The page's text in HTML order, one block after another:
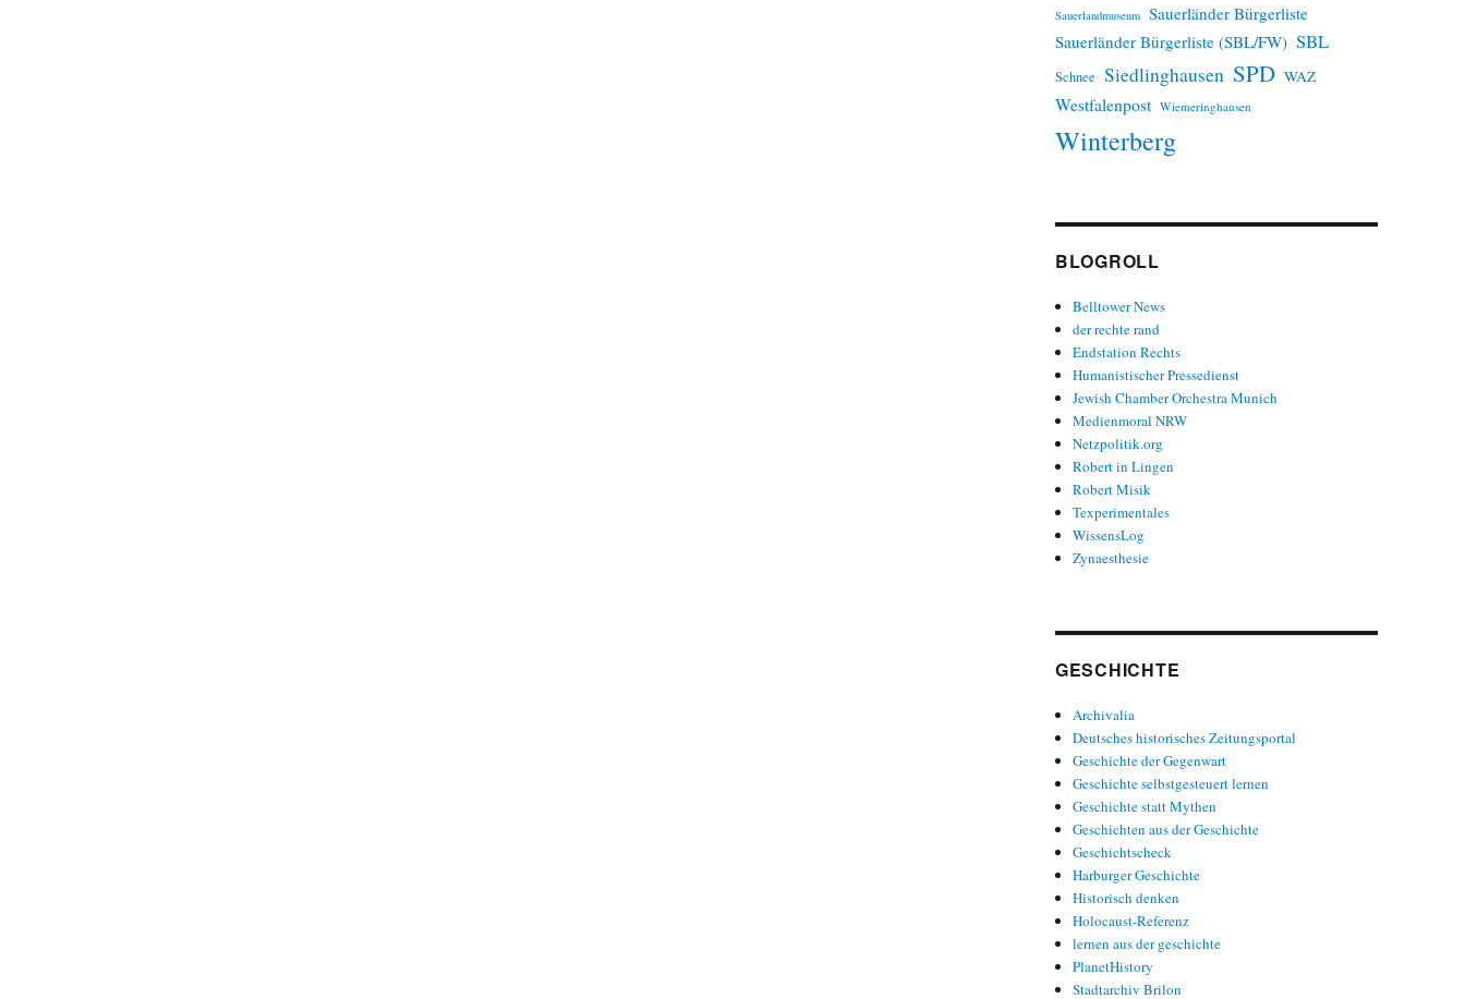
Sauerlandmuseum Sauerländer Bürgerliste
Sauerländer Bürgerliste (SBL/FW) SBL
Schnee Siedlinghausen SPD WAZ
Westfalenpost Wiemeringhausen
Winterberg
BLOGROLL
Belltower News
der rechte rand
Endstation Rechts
Humanistischer Pressedienst
Jewish Chamber Orchestra Munich
Medienmoral NRW
Netzpolitik.org
Robert in Lingen
Robert Misik
Texperimentales
WissensLog
Zynaesthesie
GESCHICHTE
Archivalia
Deutsches historisches Zeitungsportal
Geschichte der Gegenwart
Geschichte selbstgesteuert lernen
Geschichte statt Mythen
Geschichten aus der Geschichte
Geschichtscheck
Harburger Geschichte
Historisch denken
Holocaust-Referenz
lernen aus der geschichte
PlanetHistory
Stadtarchiv Brilon